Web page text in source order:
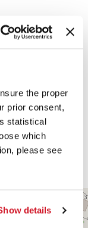
the proper
prior consent,
statistical
which
please see
details